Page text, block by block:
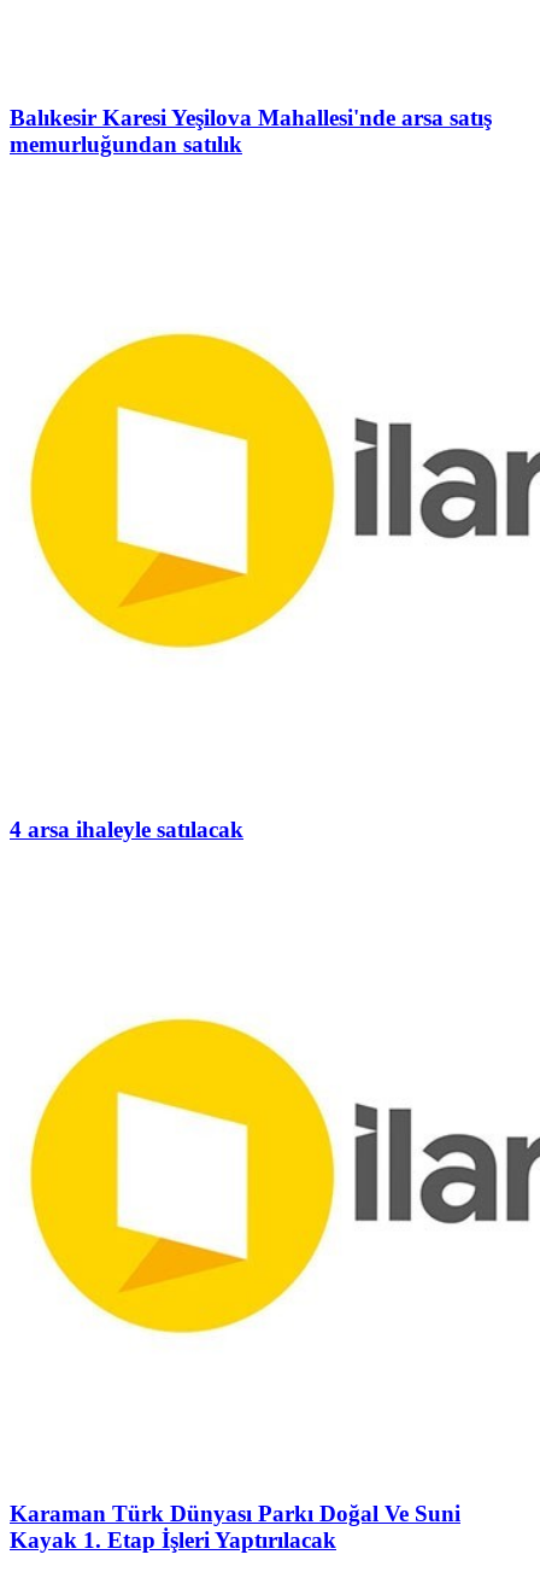
Balıkesir Karesi Yeşilova Mahallesi'nde arsa satış
memurluğundan satılık
4 arsa ihaleyle satılacak
Karaman Türk Dünyası Parkı Doğal Ve Suni
Kayak 1. Etap İşleri Yaptırılacak